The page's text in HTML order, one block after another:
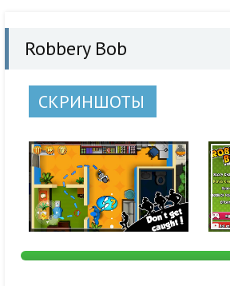
Robbery Bob
СКРИНШОТЫ